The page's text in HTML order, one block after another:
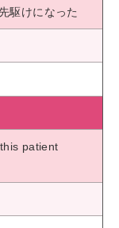
駆けになった
patient